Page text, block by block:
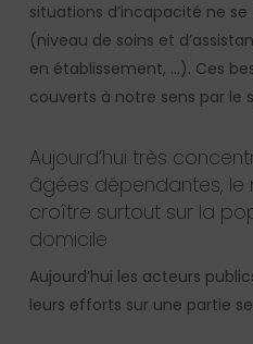
situations d’incapacité ne
(niveau de soins et
en établissement, …). Ces
couverts à notre sens par le
Aujourd’hui très
âgées dépendantes,
croître surtout sur la
domicile
Aujourd’hui les acteurs
leurs efforts sur une partie